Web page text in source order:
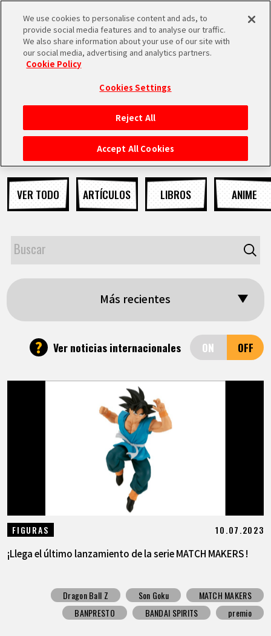
MEN
INICIO
NOTICIAS
LO MÁS DESTACADO
VÍDEOS
ARTÍCULOS
DE
NOTICIAS
VER TODO ARTÍCULOS LIBROS ANIME
Más recientes
? Ver noticias internacionales
FIGURAS 10.07.2023
¡Llega el último lanzamiento de la serie MATCH MAKERS !
Dragon Ball Z Son Goku
MATCH MAKERS
BANPRESTO
BANDAI SPIRITS premio
We use cookies to personalise content and ads, to
provide social media features and to analyse our traffic.
We also share information about your use of our site with
our social media, advertising and analytics partners.
Cookie Policy
Cookies Settings
Reject All
Accept All Cookies